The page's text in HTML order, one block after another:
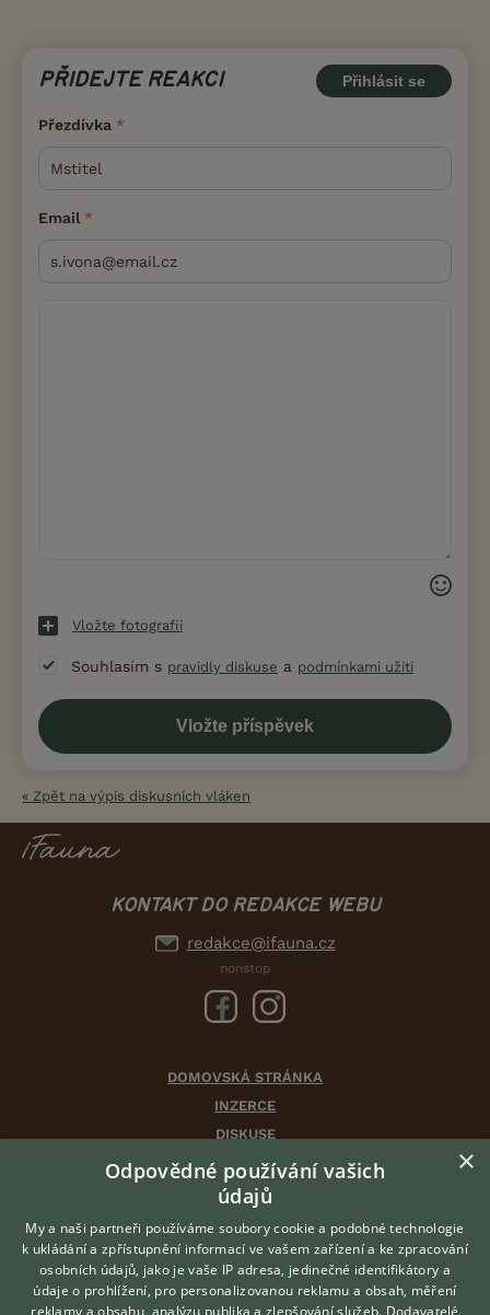
PŘIDEJTE REAKCI Přihlásit se
Přezdívka
Email
Vložte fotografii
Souhlasím s pravidly diskuse a podmínkami užití
« Zpět na výpis diskusních vláken
KONTAKT DO REDAKCE WEBU
redakce@ifauna.cz
nonstop
DOMOVSKÁ STRÁNKA
INZERCE
DISKUSE
ČLÁNKY
CHOVATELSKÉ STANICE
VÝBĚR VHODNÉHO PLEMENE
O nás
×
Odpovědné používání vašich
údajů
My a naši partneři používáme soubory cookie a podobné technologie
k ukládání a zpřístupnění informací ve vašem zařízení a ke zpracování
osobních údajů, jako je vaše IP adresa, jedinečné identifikátory a
údaje o prohlížení, pro personalizovanou reklamu a obsah, měření
reklamy a obsahu, analýzu publika a zlepšování služeb. Dodavatelé